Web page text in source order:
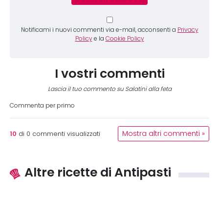
Notificami i nuovi commenti via e-mail, acconsenti a Privacy
Policy e la Cookie Policy
I vostri commenti
Lascia il tuo commento su Salatini alla feta
Commenta per primo
10 di 0 commenti visualizzati Mostra altri commenti »
Altre ricette di Antipasti